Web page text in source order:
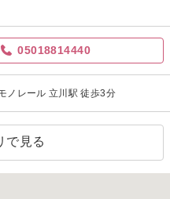
05018814440
ノレール 立川駅 徒歩3分
で見る